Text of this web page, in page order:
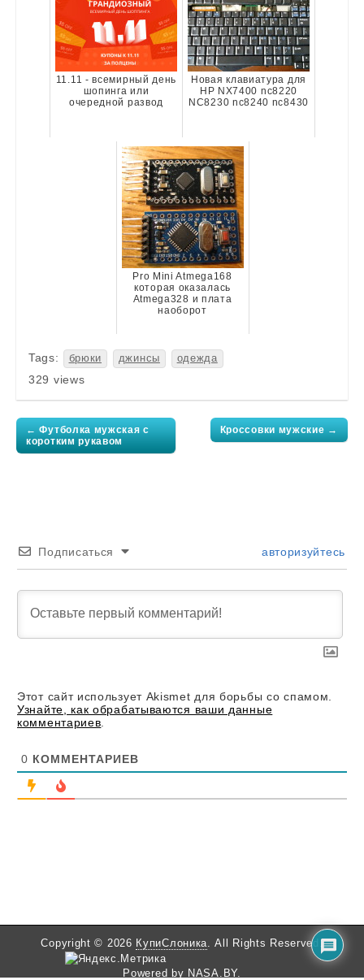
11.11 - всемирный день
шопинга или
очередной развод
Новая клавиатура для
HP NX7400 nc8220
NC8230 nc8240 nc8430
Pro Mini Atmega168
которая оказалась
Atmega328 и плата
наоборот
Tags: брюки джинсы одежда
329 views
Post
navigation
← Футболка мужская с
коротким рукавом
Кроссовки мужские →
Подписаться авторизуйтесь
Этот сайт использует Akismet для борьбы со спамом.
Узнайте, как обрабатываются ваши данные
комментариев
0 КОММЕНТАРИЕВ
Copyright © 2026 КупиСлоника. All Rights Reserved.
Powered by NASA.BY.